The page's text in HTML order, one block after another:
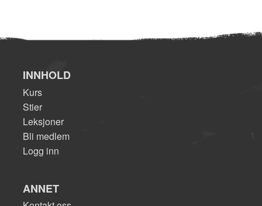
INNHOLD
Kurs
Stier
Leksjoner
Bli medlem
Logg inn
ANNET